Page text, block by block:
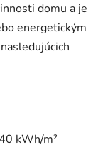
domu a je
energetickým
kWh/m²